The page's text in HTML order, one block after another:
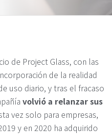
de Project Glass, con las
de la realidad
uso diario, y tras el fracaso
volvió a relanzar sus
vez solo para empresas,
y en 2020 ha adquirido